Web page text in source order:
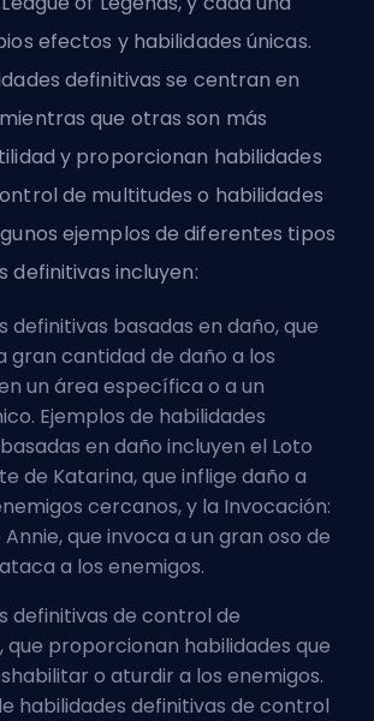
efectos y habilidades únicas.
definitivas se centran en
que otras son más
y proporcionan habilidades
de multitudes o habilidades
ejemplos de diferentes tipos
definitivas incluyen:
definitivas basadas en daño, que
gran cantidad de daño a los
un área específica o a un
Ejemplos de habilidades
en daño incluyen el Loto
de Katarina, que inflige daño a
cercanos, y la Invocación:
que invoca a un gran oso de
a los enemigos.
definitivas de control de
que proporcionan habilidades que
o aturdir a los enemigos.
habilidades definitivas de control